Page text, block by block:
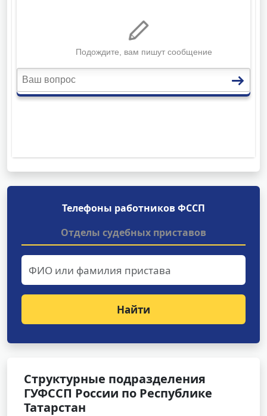
Телефоны работников ФССП
Отделы судебных приставов
Найти
Структурные подразделения
ГУФССП России по Республике
Татарстан